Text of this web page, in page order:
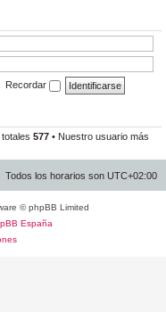
Recordar
577 • Nuestro usuario más
Todos los horarios son UTC+02:00
© phpBB Limited
España